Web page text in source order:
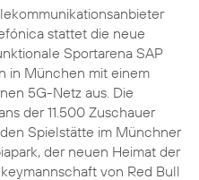
stattet die neue
Sportarena SAP
in München mit einem
5G-Netz aus. Die
der 11.500 Zuschauer
Spielstätte im Münchner
der neuen Heimat der
von Red Bull